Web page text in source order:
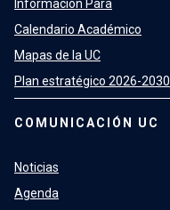
Información Para
Calendario Académico
Mapas de la UC
Plan estratégico 2026-2030
COMUNICACIÓN UC
Noticias
Agenda